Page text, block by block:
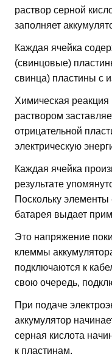
раствор серной
заполняет
Каждая ячейка
(свинцовые)
свинца) пластины с
Химическая
раствором
отрицательной
электрическую
Каждая ячейка
результате
Поскольку
батарея выдает
Это напряжение
клеммы
подключаются к
свою очередь,
При подаче
аккумулятор
серная кислота
к пластинам.